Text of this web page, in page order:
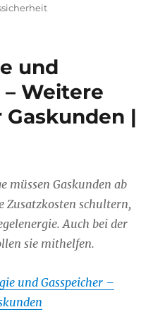
und
– Weitere
|
müssen Gaskunden ab
Zusatzkosten schultern,
Auch bei der
sie mithelfen.
und Gasspeicher –